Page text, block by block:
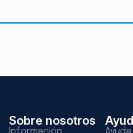
Sobre nosotros